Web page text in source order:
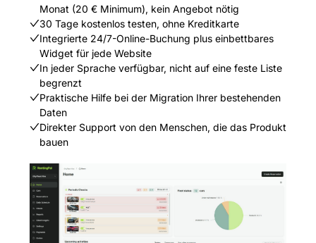
Monat (20 € Minimum), kein Angebot nötig
30 Tage kostenlos testen, ohne Kreditkarte
Integrierte 24/7-Online-Buchung plus einbettbares
Widget für jede Website
In jeder Sprache verfügbar, nicht auf eine feste Liste
begrenzt
Praktische Hilfe bei der Migration Ihrer bestehenden
Daten
Direkter Support von den Menschen, die das Produkt
bauen